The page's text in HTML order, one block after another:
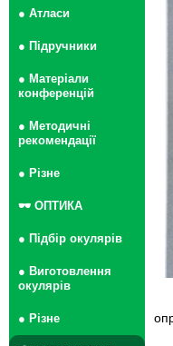
● Атласи
● Підручники
● Матеріали
конференцій
● Методичні
рекомендації
● Різне
🕶 ОПТИКА
● Підбір окулярів
● Виготовлення
окулярів
● Різне